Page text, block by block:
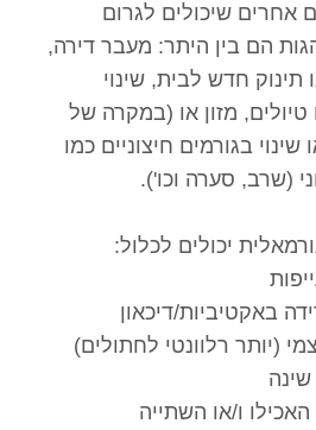
אחרים שיכולים לגרום
הם בין היתר: מעבר דירה,
חדש לבית, שינוי
מזון או (במקרה של
בגורמים חיצוניים כמו
(שרב, סערה וכו').
יכולים לכלול:
דיכאון
(יותר רלוונטי לחתולים)
ו/או השתייה